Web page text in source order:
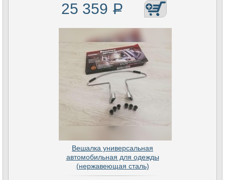
25 359 Р
Вешалка универсальная
автомобильная для одежды
(нержавеющая сталь)